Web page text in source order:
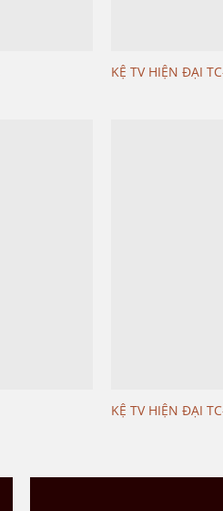
KỆ TV HIỆN ĐẠI
KỆ TV HIỆN ĐẠI